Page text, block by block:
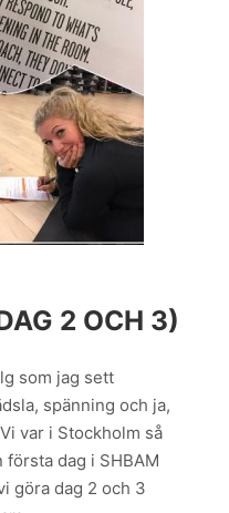
2 OCH 3)
som jag sett
spänning och ja,
var i Stockholm så
dag i SHBAM
göra dag 2 och 3